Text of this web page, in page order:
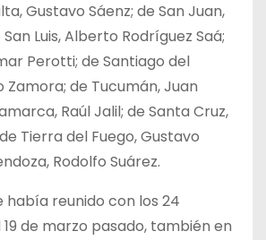
Gustavo Sáenz; de San Juan,
Luis, Alberto Rodríguez Saá;
Perotti; de Santiago del
Zamora; de Tucumán, Juan
Raúl Jalil; de Santa Cruz,
Tierra del Fuego, Gustavo
Rodolfo Suárez.
había reunido con los 24
de marzo pasado, también en